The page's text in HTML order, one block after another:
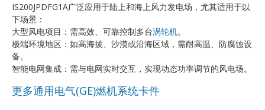
IS200JPDFG1A广泛应用于陆上和海上风力发电场，尤其适用于以
下场景：
大型风电项目：需高效、可靠控制多台涡轮机。
极端环境地区：如高海拔、沙漠或沿海区域，需耐高温、防腐蚀设
备。
智能电网集成：需与电网实时交互，实现动态功率调节的风电场。
更多通用电气(GE)燃机系统卡件